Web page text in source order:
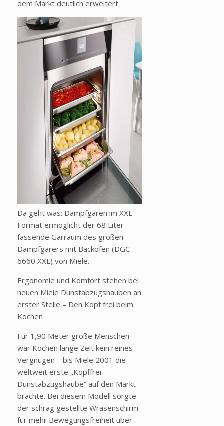
dem Markt deutlich erweitert.
Da geht was: Dampfgaren im XXL-
Format ermöglicht der 68 Liter
fassende Garraum des großen
Dampfgarers mit Backofen (DGC
6660 XXL) von Miele.
Ergonomie und Komfort stehen bei
neuen Miele Dunstabzugshauben an
erster Stelle – Den Kopf frei beim
Kochen
Für 1,90 Meter große Menschen
war Kochen lange Zeit kein reines
Vergnügen – bis Miele 2001 die
weltweit erste „Kopffrei-
Dunstabzugshaube“ auf den Markt
brachte. Bei diesem Modell sorgte
der schräg gestellte Wrasenschirm
für mehr Bewegungsfreiheit über